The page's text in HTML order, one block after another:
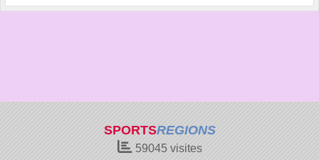
SPORTSREGIONS
59045visites